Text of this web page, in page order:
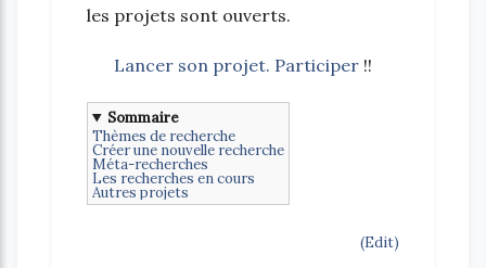
les projets sont ouverts.
Lancer son projet. Participer !!
Sommaire
Thèmes de recherche
Créer une nouvelle recherche
Méta-recherches
Les recherches en cours
Autres projets
(Edit)